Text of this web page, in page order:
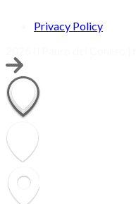
Privacy Policy